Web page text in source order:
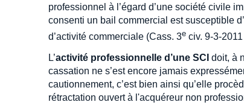
professionnel à l’égard d’une société civile
consenti un bail commercial est susceptible
d’activité commerciale (Cass. 3e civ. 9-3-
L’activité professionnelle d’une SCI doit, à
cassation ne s’est encore jamais
cautionnement, c’est bien ainsi qu’elle
rétractation ouvert à l'acquéreur non